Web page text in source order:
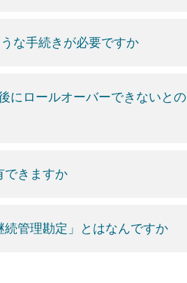
な手続きが必要ですか
にロールオーバーできないとの
できますか
管理勘定」とはなんですか